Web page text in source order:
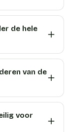
de hele
van de
voor